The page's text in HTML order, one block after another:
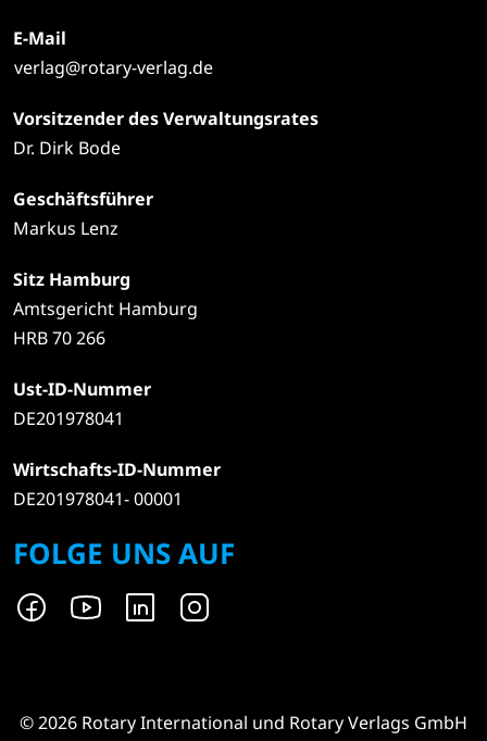
E-Mail
verlag@rotary-verlag.de
Vorsitzender des Verwaltungsrates
Dr. Dirk Bode
Geschäftsführer
Markus Lenz
Sitz Hamburg
Amtsgericht Hamburg
HRB 70 266
Ust-ID-Nummer
DE201978041
Wirtschafts-ID-Nummer
DE201978041- 00001
FOLGE UNS AUF
© 2026 Rotary International und Rotary Verlags GmbH